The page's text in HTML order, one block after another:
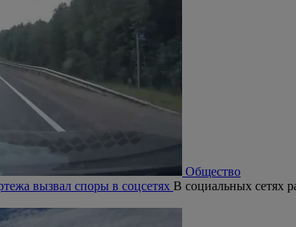
Общество
вызвал споры в соцсетях В социальных сетях